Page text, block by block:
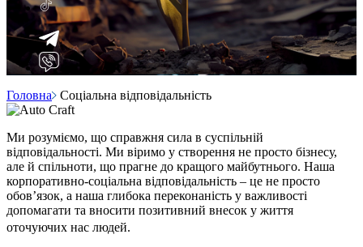
Головна Соціальна відповідальність
Ми розуміємо, що справжня сила в суспільній
відповідальності. Ми віримо у створення не просто бізнесу,
але й спільноти, що прагне до кращого майбутнього. Наша
корпоративно-соціальна відповідальність – це не просто
обов’язок, а наша глибока переконаність у важливості
допомагати та вносити позитивний внесок у життя
оточуючих нас людей.